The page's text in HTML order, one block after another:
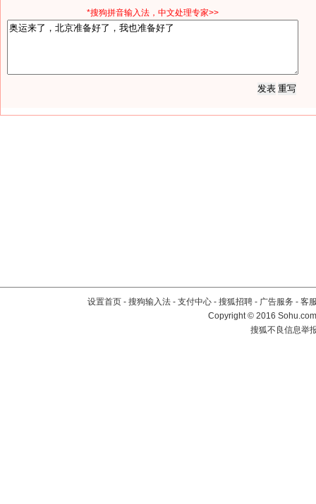
*搜狗拼音输入法，中文处理专家>>
设置首页 - 搜狗输入法 - 支付中心 - 搜狐招聘 - 广告服务 - 客
Copyright©2016
搜狐不良信息举